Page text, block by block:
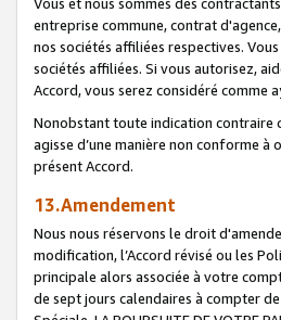
Vous et nous sommes des
entreprise commune, contrat
nos sociétés affiliées respectives.
sociétés affiliées. Si vous autorisez,
Accord, vous serez considéré comme
Nonobstant toute indication contraire
agisse d’une manière non conforme à
présent Accord.
13.Amendement
Nous nous réservons le droit
modification, l’Accord révisé ou les
principale alors associée à votre
de sept jours calendaires à compter